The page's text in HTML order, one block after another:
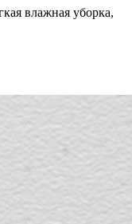
влажная уборка,